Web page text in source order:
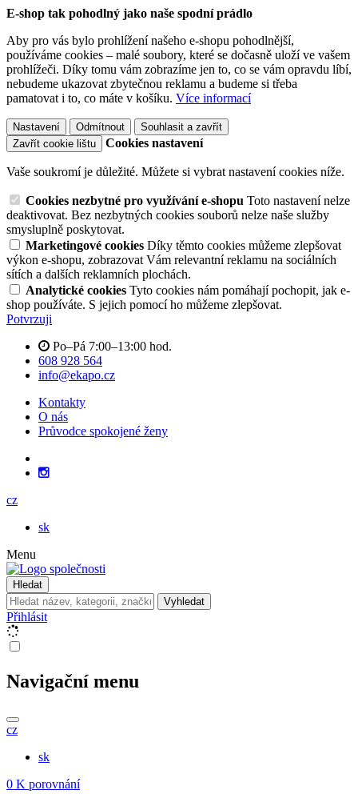
E-shop tak pohodlný jako naše spodní prádlo
Aby pro vás bylo prohlížení našeho e-shopu pohodlnější,
používáme cookies – malé soubory, které se dočasně uloží ve vašem
prohlížeči. Díky tomu vám zobrazíme jen to, co se vám opravdu líbí,
nebudeme ukazovat zbytečnou reklamu a budeme si třeba
pamatovat i to, co máte v košíku. Více informací
Nastavení Odmítnout
Souhlasit a zavřít
Zavřít cookie lištu
Cookies nastavení
Vaše soukromí je důležité. Můžete si vybrat nastavení cookies níže.
Cookies nezbytné pro využívání e-shopu Toto nastavení nelze
deaktivovat. Bez nezbytných cookies souborů nelze naše služby
smysluplně poskytovat.
Marketingové cookies Díky těmto cookies můžeme zlepšovat
výkon e-shopu, zobrazovat Vám relevantní reklamu na sociálních
sítích a dalších reklamních plochách.
Analytické cookies Tyto cookies nám pomáhají pochopit, jak e-
shop používáte. S jejich pomocí ho můžeme zlepšovat.
Potvrzuji
Po–Pá 7:00–13:00 hod.
608 928 564
info@ekapo.cz
Kontakty
O nás
Průvodce spokojené ženy
cz
sk
Menu
Hledat
Vyhledat
Přihlásit
Navigační menu
cz
sk
0 K porovnání